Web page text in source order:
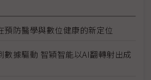
預防醫學與數位健康的新定位
數據驅動 智穎智能以AI翻轉射出成